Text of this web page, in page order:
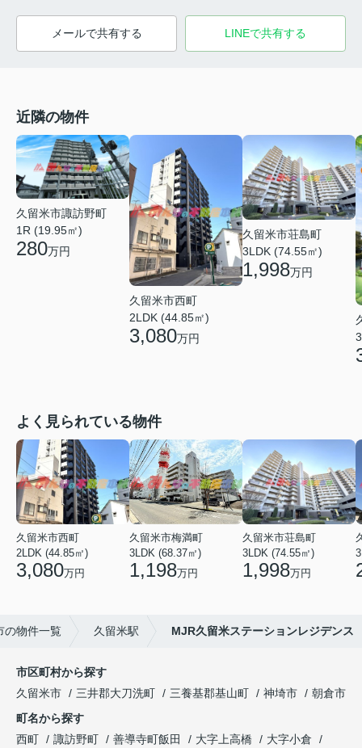
メールで共有する LINEで共有する
近隣の物件
久留米市諏訪野町
1R (19.95㎡)
280万円
久留米市西町
2LDK (44.85㎡)
3,080万円
久留米市荘島町
3LDK (74.55㎡)
1,998万円
よく見られている物件
久留米市西町
2LDK (44.85㎡)
3,080万円
久留米市梅満町
3LDK (68.37㎡)
1,198万円
久留米市荘島町
3LDK (74.55㎡)
1,998万円
の物件一覧 久留米駅 MJR久留米ステーションレジデンス
市区町村から探す
久留米市
三井郡大刀洗町 三養基郡基山町 神埼市
朝倉市
町名から探す
西町
諏訪野町 善導寺町飯田 大字上高橋
大字小倉